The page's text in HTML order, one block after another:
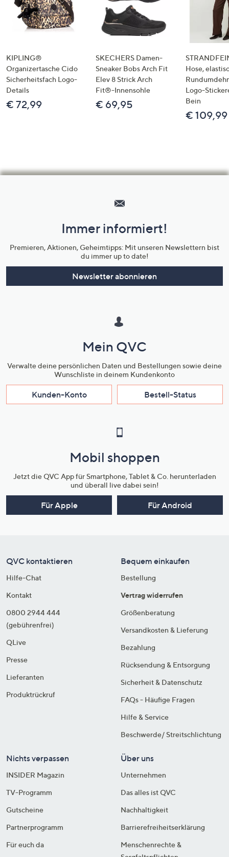
KIPLING®
Organizertasche Cido
Sicherheitsfach Logo-
Details
€ 72,99
SKECHERS Damen-
Sneaker Bobs Arch Fit
Elev 8 Strick Arch
Fit®-Innensohle
€ 69,95
Hose,
Logo-
Bein
€ 109,99
Unternehmensinformationen
Immer informiert!
Premieren, Aktionen, Geheimtipps: Mit unseren Newslettern bist
du immer up to date!
Newsletter abonnieren
Mein QVC
Verwalte deine persönlichen Daten und Bestellungen sowie deine
Wunschliste in deinem Kundenkonto
Kunden-Konto Bestell-Status
Mobil shoppen
Jetzt die QVC App für Smartphone, Tablet & Co. herunterladen
und überall live dabei sein!
Für Apple Für Android
QVC kontaktieren
Hilfe-Chat
Kontakt
0800 2944 444
(gebührenfrei)
QLive
Presse
Lieferanten
Produktrückruf
Bequem einkaufen
Bestellung
Vertrag widerrufen
Größenberatung
Versandkosten & Lieferung
Bezahlung
Rücksendung & Entsorgung
Sicherheit & Datenschutz
FAQs - Häufige Fragen
Hilfe & Service
Beschwerde/ Streitschlichtung
Nichts verpassen
INSIDER Magazin
TV-Programm
Gutscheine
Partnerprogramm
Für euch da
Über uns
Unternehmen
Das alles ist QVC
Nachhaltigkeit
Barrierefreiheitserklärung
Menschenrechte &